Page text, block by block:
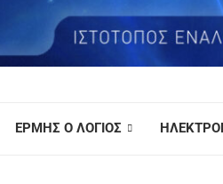
ΕΡΜΗΣ Ο ΛΟΓΙΟΣ